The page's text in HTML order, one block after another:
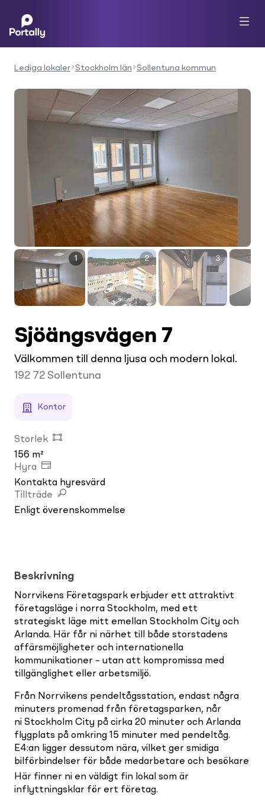
Lediga lokaler Stockholm län Sollentuna kommun
1 2 3
Sjöängsvägen 7
Välkommen till denna ljusa och modern lokal.
192 72 Sollentuna
Kontor
Storlek
156 m²
Hyra
Kontakta hyresvärd
Tillträde
Enligt överenskommelse
Beskrivning
Norrvikens Företagspark erbjuder ett attraktivt
företagsläge i norra Stockholm, med ett
strategiskt läge mitt emellan Stockholm City och
Arlanda. Här får ni närhet till både storstadens
affärsmöjligheter och internationella
kommunikationer – utan att kompromissa med
tillgänglighet eller arbetsmiljö.
Från Norrvikens pendeltågsstation, endast några
minuters promenad från företagsparken, når
ni Stockholm City på cirka 20 minuter och Arlanda
flygplats på omkring 15 minuter med pendeltåg.
E4:an ligger dessutom nära, vilket ger smidiga
bilförbindelser för både medarbetare och besökare
Här finner ni en väldigt fin lokal som är
inflyttningsklar för ert företag.